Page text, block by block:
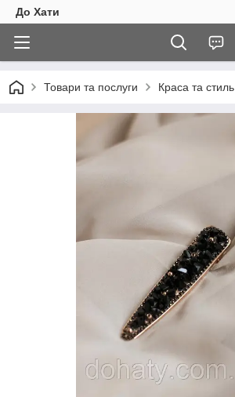
До Хати
Товари та послуги Краса та стиль